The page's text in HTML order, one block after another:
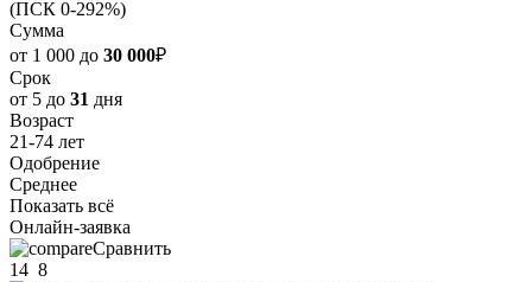
(ПСК 0-292%)
Сумма
от 1 000 до 30 000₽
Срок
от 5 до 31 дня
Возраст
21-74 лет
Одобрение
Среднее
Показать всё
Онлайн-заявка
Сравнить
14 8